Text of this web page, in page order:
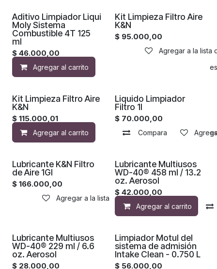
Aditivo Limpiador Liqui
Moly Sistema
Combustible 4T 125
ml
$ 46.000,00
Agregar al carrito Agregar a la lista de
Kit Limpieza Filtro Aire
K&N
$ 95.000,00
Agregar a la lista
Kit Limpieza Filtro Aire
K&N
$ 115.000,01
Agregar al carrito Agregar a la lista de
Liquido Limpiador
Filtro 1l
$ 70.000,00
Compara
Lubricante K&N Filtro
de Aire 1Gl
$ 166.000,00
Agregar a la lista de deseos
Lubricante Multiusos
WD-40® 458 ml / 13.2
oz. Aerosol
$42.000,00
Agregar al carrito
Lubricante Multiusos
WD-40® 229 ml / 6.6
oz. Aerosol
$ 28.000,00
Limpiador Motul del
sistema de admisión
Intake Clean - 0.750 L
$ 56.000,00